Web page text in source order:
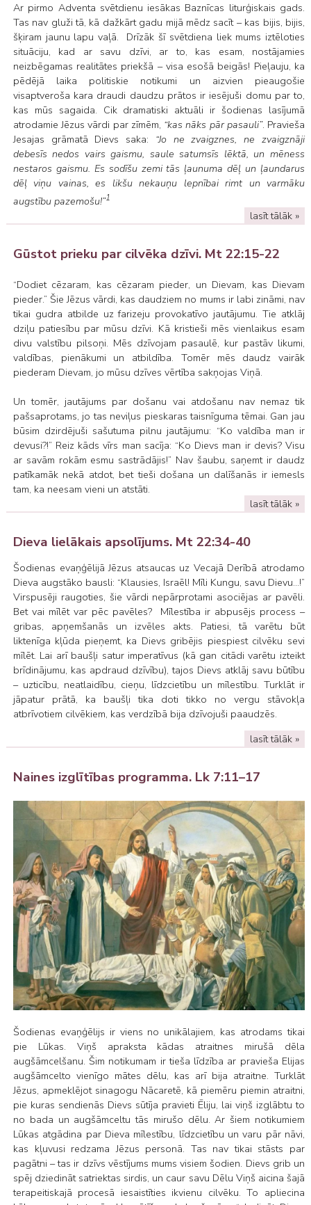
Ar pirmo Adventa svētdienu iesākas Baznīcas liturģiskais gads.
Tas nav gluži tā, kā dažkārt gadu mijā mēdz sacīt – kas bijis, bijis,
šķiram jaunu lapu vaļā. Drīzāk šī svētdiena liek mums iztēloties
situāciju, kad ar savu dzīvi, ar to, kas esam, nostājamies
neizbēgamas realitātes priekšā – visa esošā beigās! Pieļauju, ka
pēdējā laika politiskie notikumi un aizvien pieaugošie
visaptveroša kara draudi daudzu prātos ir iesējuši domu par to,
kas mūs sagaida. Cik dramatiski aktuāli ir šodienas lasījumā
atrodamie Jēzus vārdi par zīmēm, “kas nāks pār pasauli”. Pravieša
Jesajas grāmatā Dievs saka: “Jo ne zvaigznes, ne zvaigznāji
debesīs nedos vairs gaismu, saule satumsīs lēktā, un mēness
nestaros gaismu. Es sodīšu zemi tās ļaunuma dēļ un ļaundarus
dēļ viņu vainas, es likšu nekauņu lepnībai rimt un varmāku
augstību pazemošu!”1
lasīt tālāk »
Gūstot prieku par cilvēka dzīvi. Mt 22:15-22
“Dodiet cēzaram, kas cēzaram pieder, un Dievam, kas Dievam
pieder.” Šie Jēzus vārdi, kas daudziem no mums ir labi zināmi, nav
tikai gudra atbilde uz farizeju provokatīvo jautājumu. Tie atklāj
dziļu patiesību par mūsu dzīvi. Kā kristieši mēs vienlaikus esam
divu valstību pilsoņi. Mēs dzīvojam pasaulē, kur pastāv likumi,
valdības, pienākumi un atbildība. Tomēr mēs daudz vairāk
piederam Dievam, jo mūsu dzīves vērtība sakņojas Viņā.
Un tomēr, jautājums par došanu vai atdošanu nav nemaz tik
pašsaprotams, jo tas neviļus pieskaras taisnīguma tēmai. Gan jau
būsim dzirdējuši sašutuma pilnu jautājumu: “Ko valdība man ir
devusi?!” Reiz kāds vīrs man sacīja: “Ko Dievs man ir devis? Visu
ar savām rokām esmu sastrādājis!” Nav šaubu, saņemt ir daudz
patīkamāk nekā atdot, bet tieši došana un dalīšanās ir iemesls
tam, ka neesam vieni un atstāti.
lasīt tālāk »
Dieva lielākais apsolījums. Mt 22:34-40
Šodienas evaņģēlijā Jēzus atsaucas uz Vecajā Derībā atrodamo
Dieva augstāko bausli: “Klausies, Israēl! Mīli Kungu, savu Dievu...!”
Virspusēji raugoties, šie vārdi nepārprotami asociējas ar pavēli.
Bet vai mīlēt var pēc pavēles? Mīlestība ir abpusējs process –
gribas, apņemšanās un izvēles akts. Patiesi, tā varētu būt
liktenīga kļūda pieņemt, ka Dievs gribējis piespiest cilvēku sevi
mīlēt. Lai arī baušļi satur imperatīvus (kā gan citādi varētu izteikt
brīdinājumu, kas apdraud dzīvību), tajos Dievs atklāj savu būtību
– uzticību, neatlaidību, cieņu, līdzcietību un mīlestību. Turklāt ir
jāpatur prātā, ka baušļi tika doti tikko no vergu stāvokļa
atbrīvotiem cilvēkiem, kas verdzībā bija dzīvojuši paaudzēs.
lasīt tālāk »
Naines izglītības programma. Lk 7:11–17
Šodienas evaņģēlijs ir viens no unikālajiem, kas atrodams tikai
pie Lūkas. Viņš apraksta kādas atraitnes mirušā dēla
augšāmcelšanu. Šim notikumam ir tieša līdzība ar pravieša Elijas
augšāmcelto vienīgo mātes dēlu, kas arī bija atraitne. Turklāt
Jēzus, apmeklējot sinagogu Nācaretē, kā piemēru piemin atraitni,
pie kuras sendienās Dievs sūtīja pravieti Ēliju, lai viņš izglābtu to
no bada un augšāmceltu tās mirušo dēlu. Ar šiem notikumiem
Lūkas atgādina par Dieva mīlestību, līdzcietību un varu pār nāvi,
kas kļuvusi redzama Jēzus personā. Tas nav tikai stāsts par
pagātni – tas ir dzīvs vēstījums mums visiem šodien. Dievs grib un
spēj dziedināt satriektas sirdis, un caur savu Dēlu Viņš aicina šajā
terapeitiskajā procesā iesaistīties ikvienu cilvēku. To apliecina